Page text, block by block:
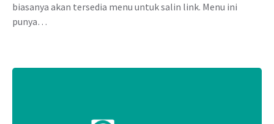
biasanya akan tersedia menu untuk salin link. Menu ini
punya…